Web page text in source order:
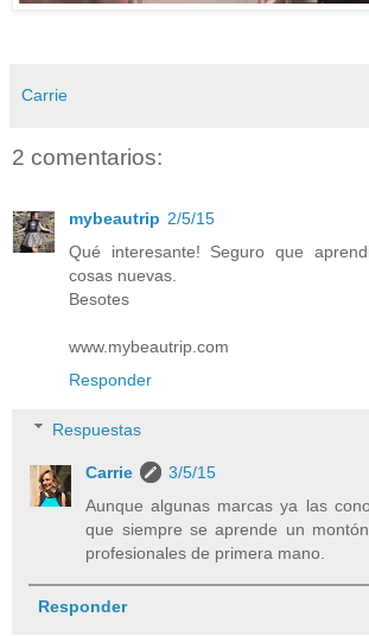
Carrie
2 comentarios:
mybeautrip 2/5/15
Qué interesante! Seguro que
cosas nuevas.
Besotes
www.mybeautrip.com
Responder
Respuestas
Carrie
3/5/15
Aunque algunas marcas ya las
que siempre se aprende un
profesionales de primera mano.
Responder